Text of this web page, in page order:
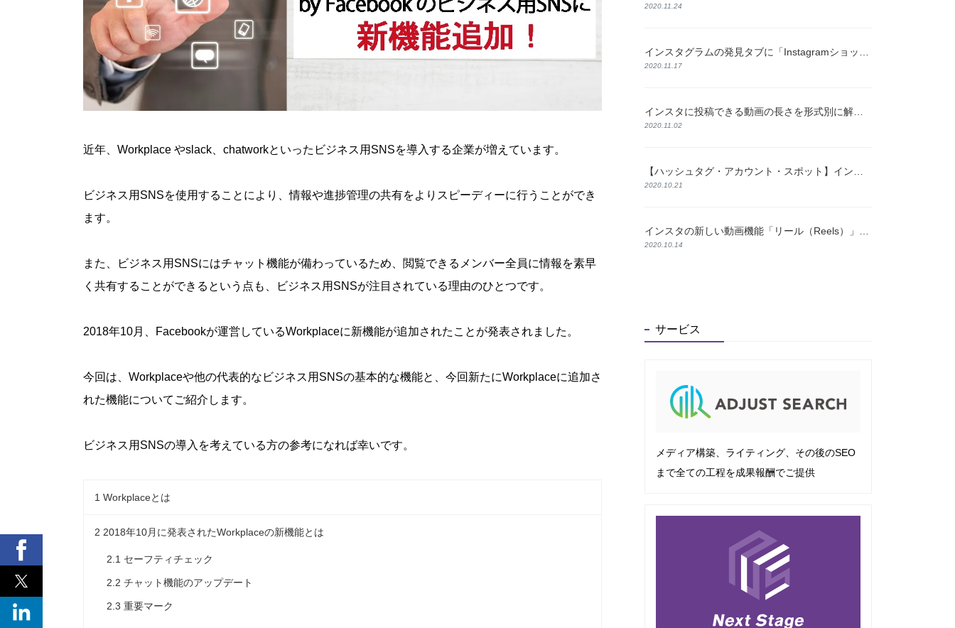
近年、Workplace やslack、chatworkといったビジネス用SNSを導入する企業が増えています。
ビジネス用SNSを使用することにより、情報や進捗管理の共有をよりスピーディーに行うことができ
ます。
また、ビジネス用SNSにはチャット機能が備わっているため、閲覧できるメンバー全員に情報を素早
く共有することができるという点も、ビジネス用SNSが注目されている理由のひとつです。
2018年10月、Facebookが運営しているWorkplaceに新機能が追加されたことが発表されました。
今回は、Workplaceや他の代表的なビジネス用SNSの基本的な機能と、今回新たにWorkplaceに追加さ
れた機能についてご紹介します。
ビジネス用SNSの導入を考えている方の参考になれば幸いです。
1 Workplaceとは
2 2018年10月に発表されたWorkplaceの新機能とは
2.1 セーフティチェック
2.2 チャット機能のアップデート
2.3 重要マーク
2020.11.24
2020.11.17
2020.11.02
2020.10.21
2020.10.14
サービス
メディア構築、ライティング、その後のSEO
まで全ての工程を成果報酬でご提供